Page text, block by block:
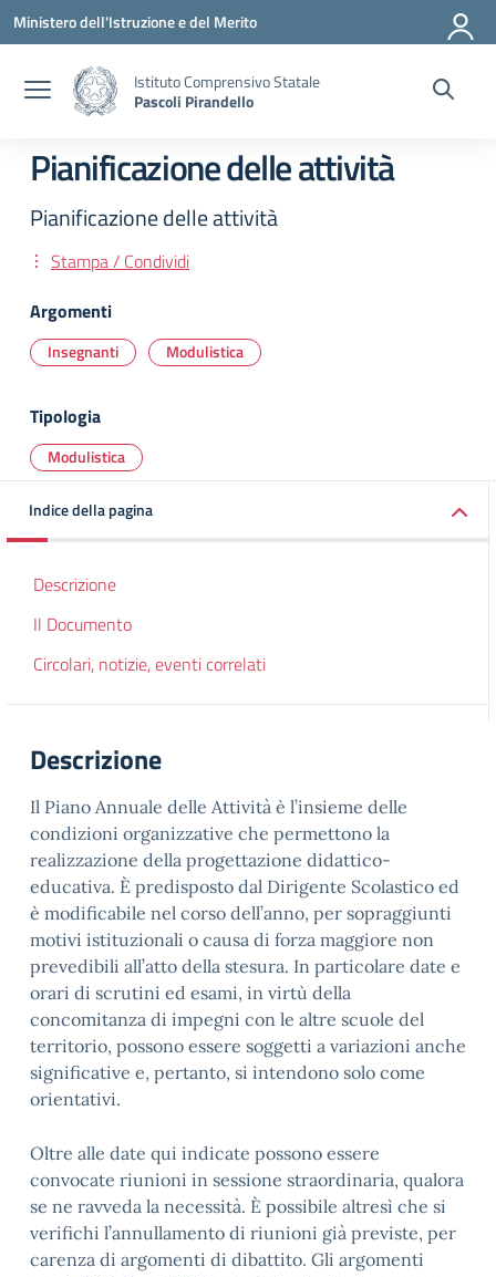
Vai ai contenuti
Vai al menu di navigazione
Vai al footer
Ministero dell'Istruzione e del Merito
Istituto Comprensivo Statale
Pascoli Pirandello
Pianificazione delle attività
Pianificazione delle attività
Stampa / Condividi
Argomenti
Insegnanti Modulistica
Tipologia
Modulistica
Indice della pagina
Descrizione
Il Documento
Circolari, notizie, eventi correlati
Descrizione
Il Piano Annuale delle Attività è l’insieme delle
condizioni organizzative che permettono la
realizzazione della progettazione didattico-
educativa. È predisposto dal Dirigente Scolastico ed
è modificabile nel corso dell’anno, per sopraggiunti
motivi istituzionali o causa di forza maggiore non
prevedibili all’atto della stesura. In particolare date e
orari di scrutini ed esami, in virtù della
concomitanza di impegni con le altre scuole del
territorio, possono essere soggetti a variazioni anche
significative e, pertanto, si intendono solo come
orientativi.
Oltre alle date qui indicate possono essere
convocate riunioni in sessione straordinaria, qualora
se ne ravveda la necessità. È possibile altresì che si
verifichi l’annullamento di riunioni già previste, per
carenza di argomenti di dibattito. Gli argomenti